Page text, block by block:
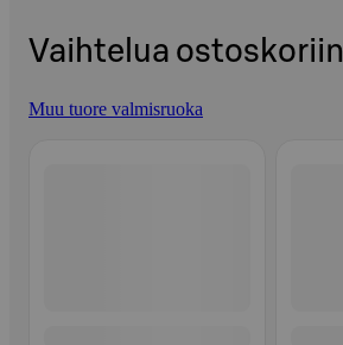
Vaihtelua ostoskoriin
Muu tuore valmisruoka